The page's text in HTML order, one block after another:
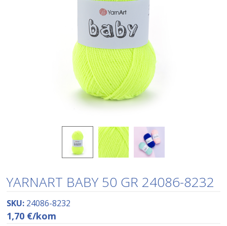
YARNART BABY 50 GR 24086-8232
SKU: 24086-8232
1,70 €/kom